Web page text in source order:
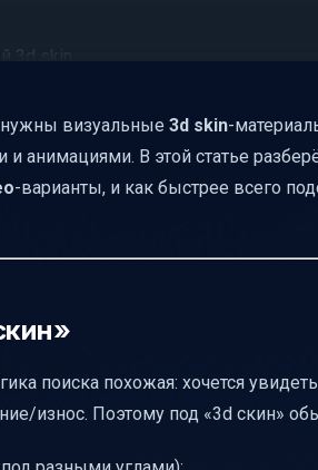
3d skin
3D Viewer
результату
нужны визуальные 3d skin-
анимациями. В этой статье
-варианты, и как быстрее всего
поиска похожая: хочется
износ. Поэтому под «3d скин»